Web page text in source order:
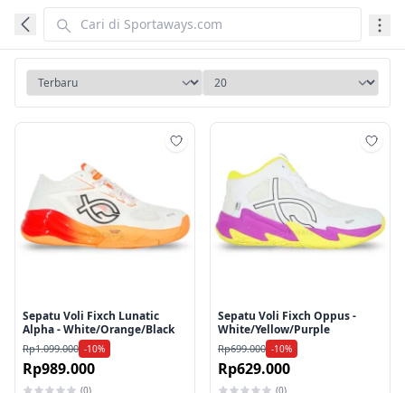
Tambah ke wishlist
Sepatu Voli Fixch Lunatic
Alpha - White/Orange/Black
Rp1.099.000 -10%
Rp989.000
(0)
Sepatu Voli Fixch Oppus -
White/Yellow/Purple
Rp699.000 -10%
Rp629.000
(0)